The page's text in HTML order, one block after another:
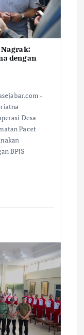
dengan
-
Desa
Pacet
BPJS